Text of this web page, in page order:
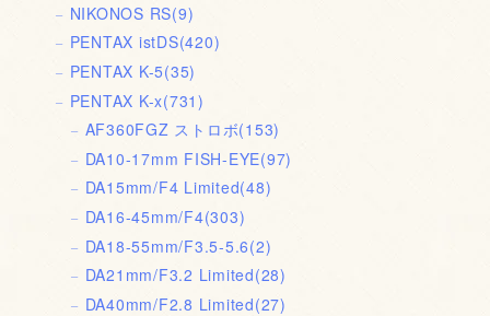
NIKONOS RS(9)
PENTAX istDS(420)
PENTAX K-5(35)
PENTAX K-x(731)
AF360FGZ ストロボ(153)
DA10-17mm FISH-EYE(97)
DA15mm/F4 Limited(48)
DA16-45mm/F4(303)
DA18-55mm/F3.5-5.6(2)
DA21mm/F3.2 Limited(28)
DA40mm/F2.8 Limited(27)